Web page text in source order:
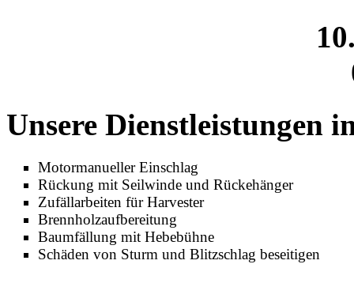
Unsere Dienstleistungen
Motormanueller Einschlag
Rückung mit Seilwinde und Rückehänger
Zufällarbeiten für Harvester
Brennholzaufbereitung
Baumfällung mit Hebebühne
Schäden von Sturm und Blitzschlag beseitigen